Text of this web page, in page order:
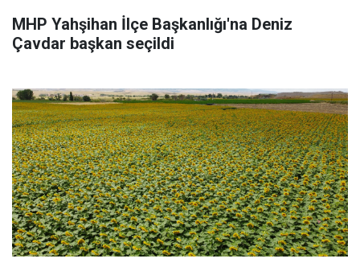
MHP Yahşihan İlçe Başkanlığı'na Deniz
Çavdar başkan seçildi